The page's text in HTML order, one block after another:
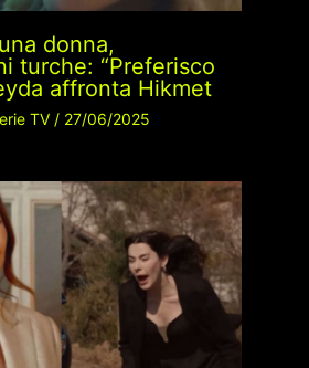
donna,
turche: “Preferisco
affronta Hikmet
TV/ 27/06/2025